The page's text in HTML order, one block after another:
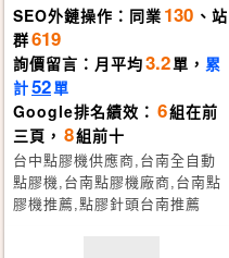
SEO外鏈操作：同業 130 、站
群619
詢價留言：月平均3.2單， 累
計52單
Google排名績效： 6組在前
三頁， 8組前十
台中點膠機供應商,台南全自動
點膠機,台南點膠機廠商,台南點
膠機推薦,點膠針頭台南推薦